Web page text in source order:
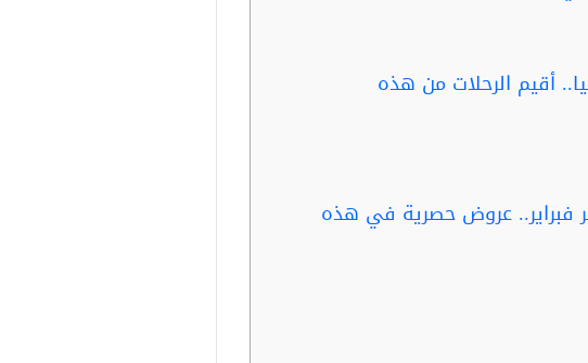
أقيم الرحلات من هذه
فبراير.. عروض حصرية في هذه